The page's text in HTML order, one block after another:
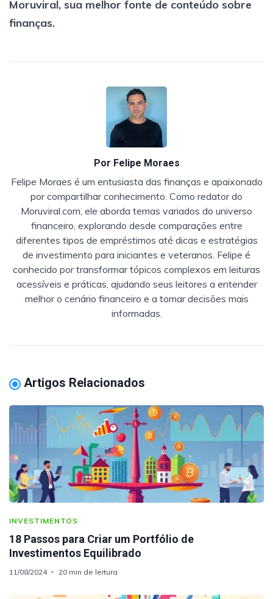
Moruviral, sua melhor fonte de conteúdo sobre
finanças.
Por Felipe Moraes
Felipe Moraes é um entusiasta das finanças e apaixonado
por compartilhar conhecimento. Como redator do
Moruviral.com, ele aborda temas variados do universo
financeiro, explorando desde comparações entre
diferentes tipos de empréstimos até dicas e estratégias
de investimento para iniciantes e veteranos. Felipe é
conhecido por transformar tópicos complexos em leituras
acessíveis e práticas, ajudando seus leitores a entender
melhor o cenário financeiro e a tomar decisões mais
informadas.
Artigos Relacionados
INVESTIMENTOS
18 Passos para Criar um Portfólio de
Investimentos Equilibrado
11/08/2024 20 min de leitura